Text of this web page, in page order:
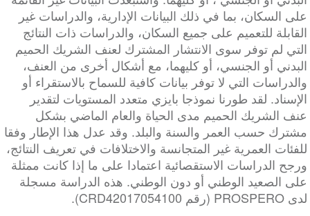
على السكان، بما في ذلك البيانات الإدارية، والدراسات غير
القابلة للتعميم على جميع السكان، والدراسات ذات النتائج
التي لم توفر سوى الانتشار المشترك لعنف الشريك الحميم
البدني أو الجنسي، أو كليهما، مع أشكال أخرى من العنف،
والدراسات التي لا توفر بيانات كافية للسماح بالاستقراء أو
الإسناد. لقد طورنا نموذجا بايزي متعدد المستويات لتقدير
عنف الشريك الحميم مدى الحياة والعام الماضي بشكل
مشترك حسب العمر والسنة والبلد. وقد عدل هذا الإطار وفقا
للفئات العمرية غير المتجانسة والاختلافات في تعريف النتائج،
ورجح الدراسات الاستقصائية اعتمادا على ما إذا كانت ممثلة
على الصعيد الوطني أو دون الوطني. هذه الدراسة مسجلة
لدى PROSPERO (رقم CRD42017054100).